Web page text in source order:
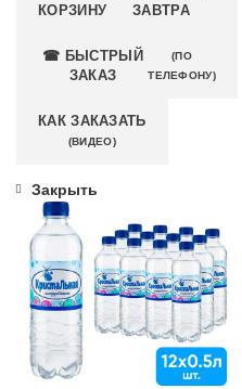
КОРЗИНУ
ЗАВТРА
☎ БЫСТРЫЙ
ЗАКАЗ
(ПО
ТЕЛЕФОНУ)
КАК ЗАКАЗАТЬ
(ВИДЕО)
Закрыть